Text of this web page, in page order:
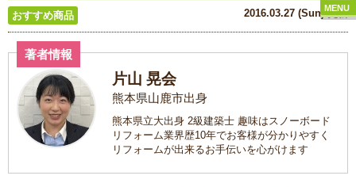
MENU
おすすめ商品 2016.03.27 (Sun) 更新
著者情報
片山 晃会
熊本県山鹿市出身
熊本県立大出身 2級建築士 趣味はスノーボード
リフォーム業界歴10年でお客様が分かりやすく
リフォームが出来るお手伝いを心がけます